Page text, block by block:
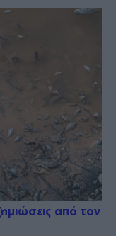
από τον